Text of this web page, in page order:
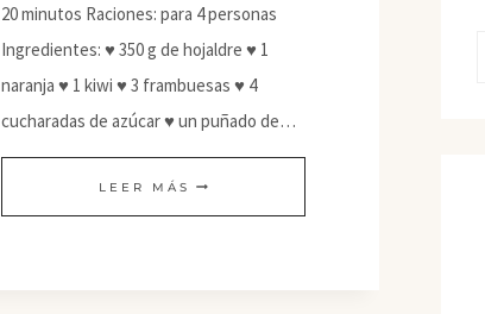
20 minutos Raciones: para 4 personas
Ingredientes: ♥ 350 g de hojaldre ♥ 1
naranja ♥ 1 kiwi ♥ 3 frambuesas ♥ 4
cucharadas de azúcar ♥ un puñado de…
LEER MÁS BARCA
DE